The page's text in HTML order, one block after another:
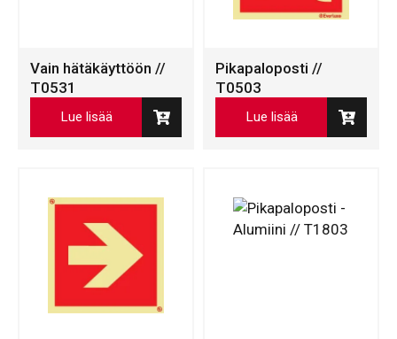
Vain hätäkäyttöön //
T0531
Lue lisää
Pikapaloposti //
T0503
Lue lisää